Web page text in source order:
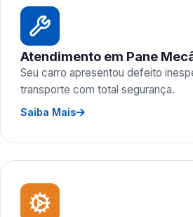
Atendimento em Pane
Seu carro apresentou defeito
transporte com total segurança.
Saiba Mais